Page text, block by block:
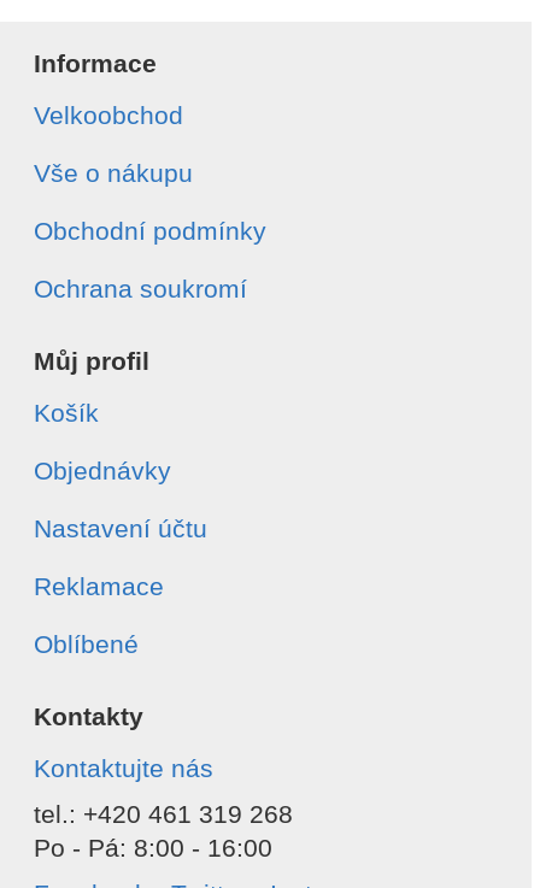
Informace
Velkoobchod
Vše o nákupu
Obchodní podmínky
Ochrana soukromí
Můj profil
Košík
Objednávky
Nastavení účtu
Reklamace
Oblíbené
Kontakty
Kontaktujte nás
tel.: +420 461 319 268
Po - Pá: 8:00 - 16:00